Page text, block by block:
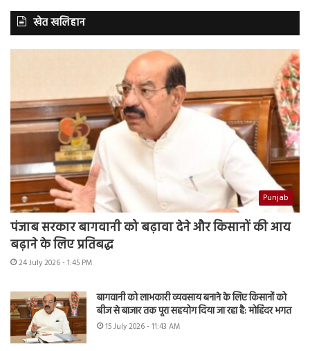
खेत खलिहान
Punjab
पंजाब सरकार बागवानी को बढ़ावा देने और किसानों की आय
बढ़ाने के लिए प्रतिबद्ध
24 July 2026 - 1:45 PM
बागवानी को लाभकारी व्यवसाय बनाने के लिए किसानों को
बीज से बाजार तक पूरा सहयोग दिया जा रहा है: मोहिंदर भगत
15 July 2026 - 11:43 AM